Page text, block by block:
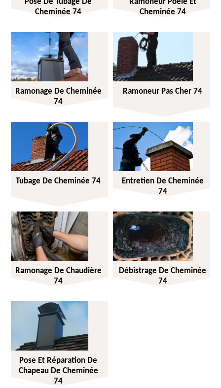
Pose De Tubage De
Cheminée 74
Ramoneur Poêle Et
Cheminée 74
Ramonage De Cheminée
74
Ramoneur Pas Cher 74
Tubage De Cheminée 74
Entretien De Cheminée
74
Ramonage De Chaudière
74
Débistrage De Cheminée
74
Pose Et Réparation De
Chapeau De Cheminée
74